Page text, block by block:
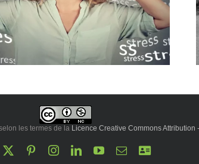
les termes de la Licence Creative Commons Attribution
PinterestInstagramLinkedInYouTube
Email